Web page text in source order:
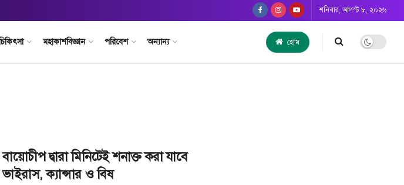
শনিবার, আগস্ট ৮, ২০২৬
মহাকাশবিজ্ঞান পরিবেশ অন্যান্য হোম
বায়োচীপ দ্বারা মিনিটেই শনাক্ত করা যাবে
ভাইরাস, ক্যান্সার ও বিষ